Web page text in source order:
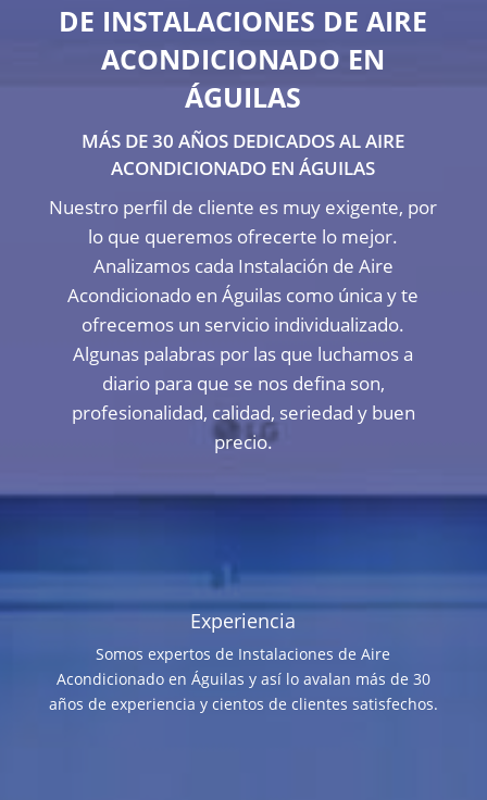
DE INSTALACIONES DE AIRE
ACONDICIONADO EN
ÁGUILAS
MÁS DE 30 AÑOS DEDICADOS AL AIRE
ACONDICIONADO EN ÁGUILAS
Nuestro perfil de cliente es muy exigente, por
lo que queremos ofrecerte lo mejor.
Analizamos cada Instalación de Aire
Acondicionado en Águilas como única y te
ofrecemos un servicio individualizado.
Algunas palabras por las que luchamos a
diario para que se nos defina son,
profesionalidad, calidad, seriedad y buen
precio.
Experiencia
Somos expertos de Instalaciones de Aire
Acondicionado en Águilas y así lo avalan más de 30
años de experiencia y cientos de clientes satisfechos.